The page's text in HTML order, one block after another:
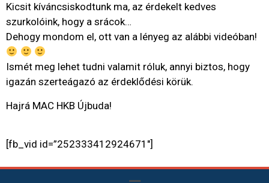
Kicsit kíváncsiskodtunk ma, az érdekelt kedves
szurkolóink, hogy a srácok…
Dehogy mondom el, ott van a lényeg az alábbi videóban!
Ismét meg lehet tudni valamit róluk, annyi biztos, hogy
igazán szerteágazó az érdeklődési körük.
Hajrá MAC HKB Újbuda!
[fb_vid id=”252333412924671″]